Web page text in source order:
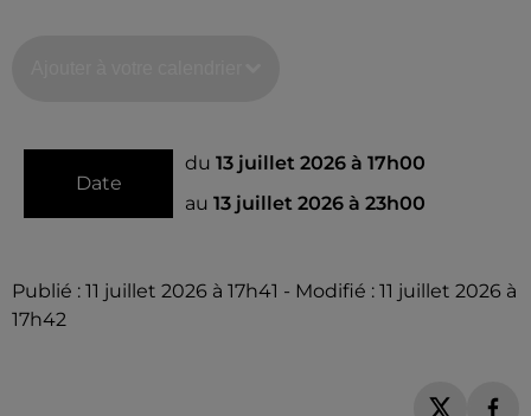
Date
du 13 juillet 2026 à 17h00
au 13 juillet 2026 à 23h00
Publié : 11 juillet 2026 à 17h41 - Modifié : 11 juillet 2026 à
17h42